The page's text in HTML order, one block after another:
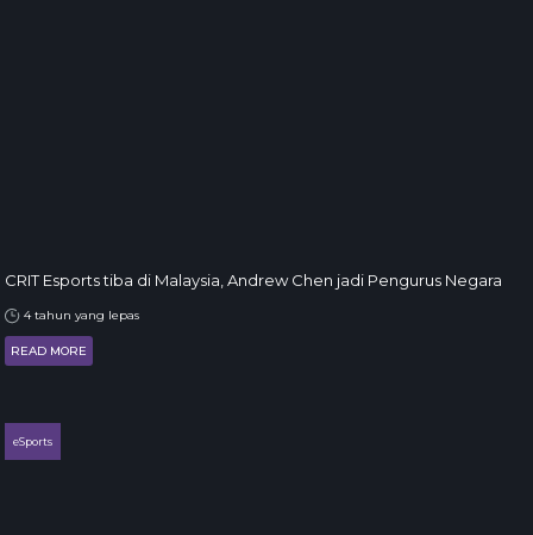
CRIT Esports tiba di Malaysia, Andrew Chen jadi Pengurus Negara
4 tahun yang lepas
READ MORE
eSports